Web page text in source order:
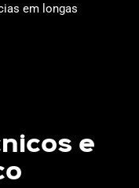
em longas
e